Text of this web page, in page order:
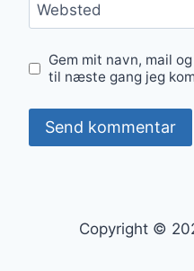
Websted
Gem mit navn, mail
til næste gang jeg
Copyright ©